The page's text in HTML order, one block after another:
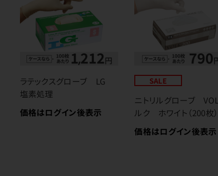
ラテックスグローブ LG
塩素処理
価格はログイン後表示
SALE
ニトリルグローブ
ルク ホワイト（200枚
価格はログイン後表示